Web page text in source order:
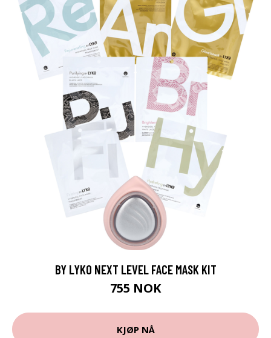
BY LYKO NEXT LEVEL FACE MASK KIT
755 NOK
KJØP NÅ